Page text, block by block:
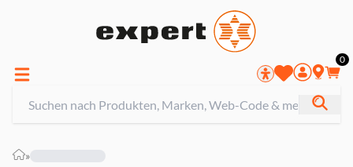
0
»